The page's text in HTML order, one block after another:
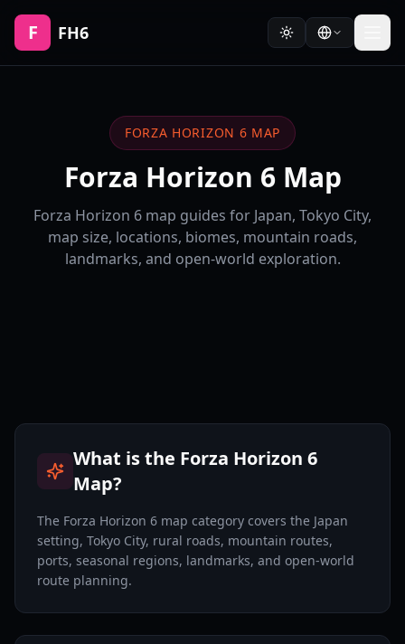
F FH6
FORZA HORIZON 6 MAP
Forza Horizon 6 Map
Forza Horizon 6 map guides for Japan, Tokyo City,
map size, locations, biomes, mountain roads,
landmarks, and open-world exploration.
What is the Forza Horizon 6
Map?
The Forza Horizon 6 map category covers the Japan
setting, Tokyo City, rural roads, mountain routes,
ports, seasonal regions, landmarks, and open-world
route planning.